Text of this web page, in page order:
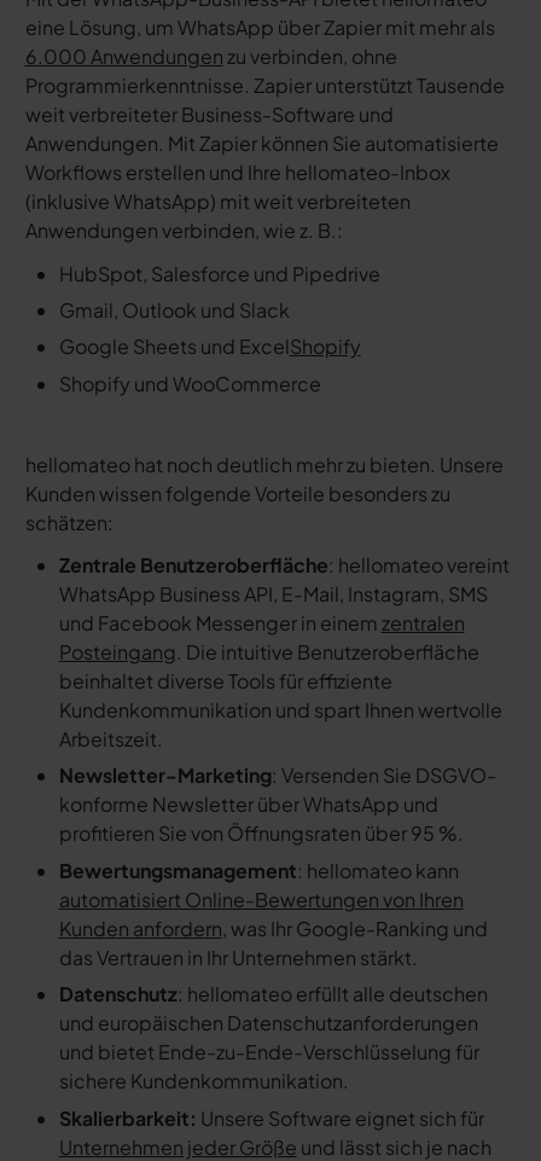
eine Lösung, um WhatsApp über Zapier mit mehr als
6.000 Anwendungenzu verbinden, ohne
Programmierkenntnisse. Zapier unterstützt Tausende
weit verbreiteter Business-Software und
Anwendungen. Mit Zapier können Sie automatisierte
Workflows erstellen und Ihre hellomateo-Inbox
(inklusive WhatsApp) mit weit verbreiteten
Anwendungen verbinden, wie z. B.:
HubSpot, Salesforce und Pipedrive
Gmail, Outlook und Slack
Google Sheets und ExcelShopify
Shopify und WooCommerce
hellomateo hat noch deutlich mehr zu bieten. Unsere
Kunden wissen folgende Vorteile besonders zu
schätzen:
Zentrale Benutzeroberfläche: hellomateo vereint
WhatsApp Business API, E-Mail, Instagram, SMS
und Facebook Messenger in einem zentralen
Posteingang. Die intuitive Benutzeroberfläche
beinhaltet diverse Tools für effiziente
Kundenkommunikation und spart Ihnen wertvolle
Arbeitszeit.
Newsletter-Marketing: Versenden Sie DSGVO-
konforme Newsletter über WhatsApp und
profitieren Sie von Öffnungsraten über 95 %.
Bewertungsmanagement: hellomateo kann
automatisiert Online-Bewertungen von Ihren
Kunden anfordern, was Ihr Google-Ranking und
das Vertrauen in Ihr Unternehmen stärkt.
Datenschutz: hellomateo erfüllt alle deutschen
und europäischen Datenschutzanforderungen
und bietet Ende-zu-Ende-Verschlüsselung für
sichere Kundenkommunikation.
Skalierbarkeit: Unsere Software eignet sich für
Unternehmen jeder Größe und lässt sich je nach